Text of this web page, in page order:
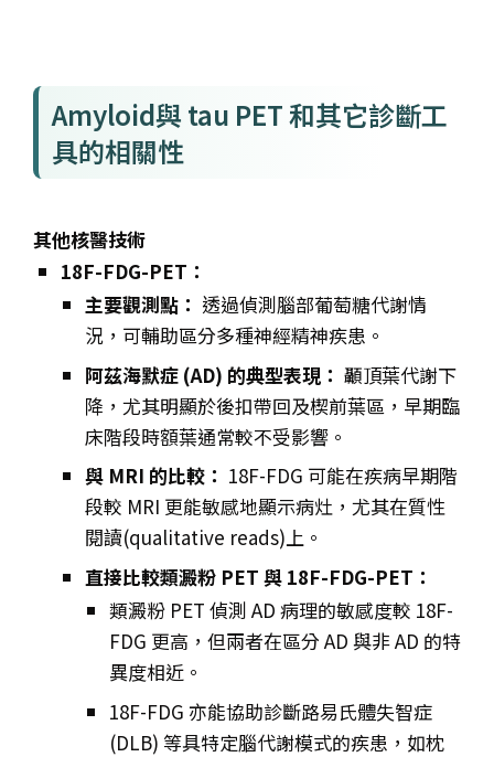
Amyloid與 tau PET 和其它診斷工
具的相關性
其他核醫技術
18F-FDG-PET：
主要觀測點： 透過偵測腦部葡萄糖代謝情
況，可輔助區分多種神經精神疾患。
阿茲海默症 (AD) 的典型表現： 顳頂葉代謝下
降，尤其明顯於後扣帶回及楔前葉區，早期臨
床階段時額葉通常較不受影響。
與 MRI 的比較： 18F-FDG 可能在疾病早期階
段較 MRI 更能敏感地顯示病灶，尤其在質性
閱讀(qualitative reads)上。
直接比較類澱粉 PET 與 18F-FDG-PET：
類澱粉 PET 偵測 AD 病理的敏感度較 18F-
FDG 更高，但兩者在區分 AD 與非 AD 的特
異度相近。
18F-FDG 亦能協助診斷路易氏體失智症
(DLB) 等具特定腦代謝模式的疾患，如枕